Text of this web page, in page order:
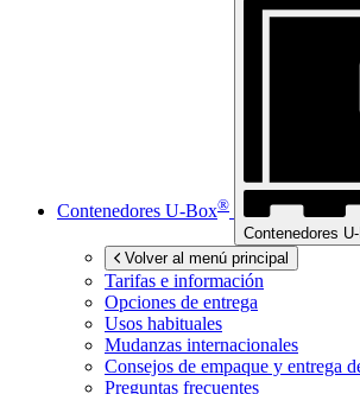
Contenedores U-Box®
Contenedores
Volver al menú principal
Tarifas e información
Opciones de entrega
Usos habituales
Mudanzas internacionales
Consejos de empaque y entrega
Preguntas frecuentes